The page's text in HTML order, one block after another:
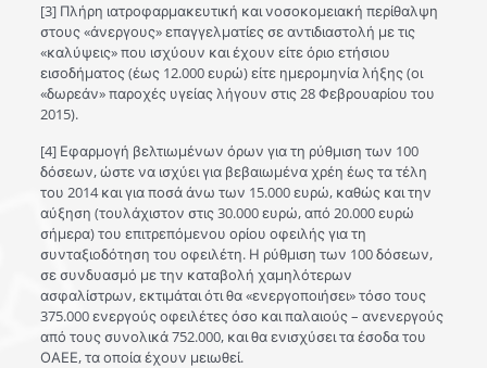
[3] Πλήρη ιατροφαρμακευτική και νοσοκομειακή περίθαλψη
στους «άνεργους» επαγγελματίες σε αντιδιαστολή με τις
«καλύψεις» που ισχύουν και έχουν είτε όριο ετήσιου
εισοδήματος (έως 12.000 ευρώ) είτε ημερομηνία λήξης (οι
«δωρεάν» παροχές υγείας λήγουν στις 28 Φεβρουαρίου του
2015).
[4] Εφαρμογή βελτιωμένων όρων για τη ρύθμιση των 100
δόσεων, ώστε να ισχύει για βεβαιωμένα χρέη έως τα τέλη
του 2014 και για ποσά άνω των 15.000 ευρώ, καθώς και την
αύξηση (τουλάχιστον στις 30.000 ευρώ, από 20.000 ευρώ
σήμερα) του επιτρεπόμενου ορίου οφειλής για τη
συνταξιοδότηση του οφειλέτη. Η ρύθμιση των 100 δόσεων,
σε συνδυασμό με την καταβολή χαμηλότερων
ασφαλίστρων, εκτιμάται ότι θα «ενεργοποιήσει» τόσο τους
375.000 ενεργούς οφειλέτες όσο και παλαιούς – ανενεργούς
από τους συνολικά 752.000, και θα ενισχύσει τα έσοδα του
ΟΑΕΕ, τα οποία έχουν μειωθεί.